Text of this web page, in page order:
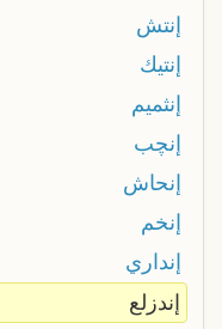
إنتش
إنتيك
إنثميم
إنچب
إنحاش
إنخم
إنداري
إندزلع